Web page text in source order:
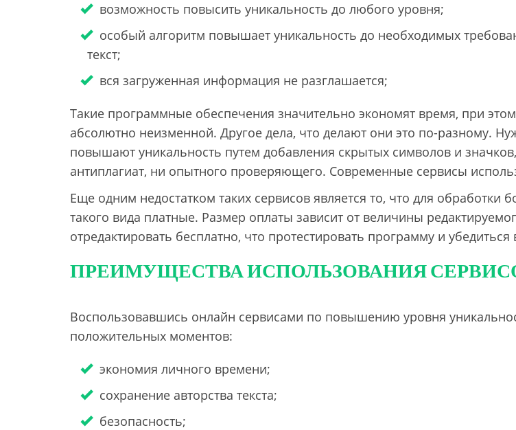
возможность повысить уникальность до любого уровня;
особый алгоритм повышает уникальность до необходимых
текст;
вся загруженная информация не разглашается;
Такие программные обеспечения значительно экономят время, при
абсолютно неизменной. Другое дела, что делают они это по-разному.
повышают уникальность путем добавления скрытых символов и
антиплагиат, ни опытного проверяющего. Современные сервисы
Еще одним недостатком таких сервисов является то, что для
такого вида платные. Размер оплаты зависит от величины
отредактировать бесплатно, что протестировать программу и убедиться
ПРЕИМУЩЕСТВА ИСПОЛЬЗОВАНИЯ
Воспользовавшись онлайн сервисами по повышению уровня
положительных моментов:
экономия личного времени;
сохранение авторства текста;
безопасность;